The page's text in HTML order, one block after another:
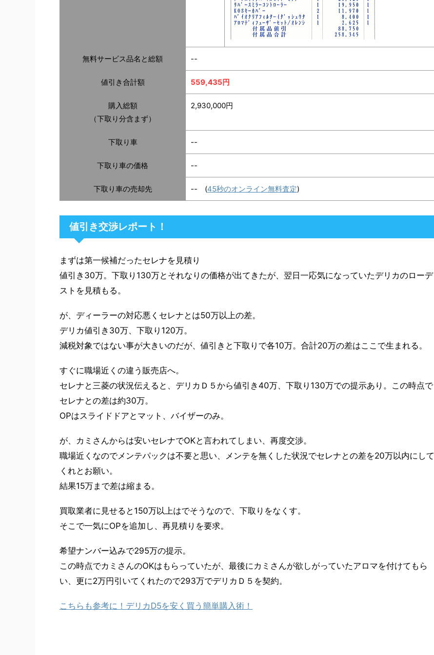
無料サービス品名と総額 --
値引き合計額 559,435円
購入総額
（下取り分含まず）
2,930,000円
下取り車 --
下取り車の価格 --
下取り車の売却先 -- (45秒のオンライン無料査定)
値引き交渉レポート！
まずは第一候補だったセレナを見積り
値引き30万。下取り130万とそれなりの価格が出てきたが、翌日一応気になっていたデリカのローデ
ストを見積もる。
が、ディーラーの対応悪くセレナとは50万以上の差。
デリカ値引き30万、下取り120万。
減税対象ではない事が大きいのだが、値引きと下取りで各10万。合計20万の差はここで生まれる。
すぐに職場近くの違う販売店へ。
セレナと三菱の状況伝えると、デリカＤ５から値引き40万、下取り130万での提示あり。この時点で
セレナとの差は約30万。
OPはスライドドアとマット、バイザーのみ。
が、カミさんからは安いセレナでOKと言われてしまい、再度交渉。
職場近くなのでメンテパックは不要と思い、メンテを無くした状況でセレナとの差を20万以内にして
くれとお願い。
結果15万まで差は縮まる。
買取業者に見せると150万以上はでそうなので、下取りをなくす。
そこで一気にOPを追加し、再見積りを要求。
希望ナンバー込みで295万の提示。
この時点でカミさんのOKはもらっていたが、最後にカミさんが欲しがっていたアロマを付けてもら
い、更に2万円引いてくれたので293万でデリカＤ５を契約。
こちらも参考に！デリカD5を安く買う簡単購入術！